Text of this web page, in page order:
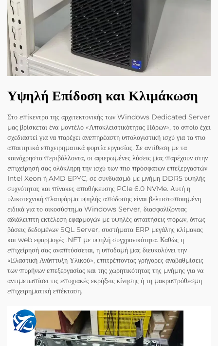
Υψηλή Επίδοση και Κλιμάκωση
Στο επίκεντρο της αρχιτεκτονικής των Windows Dedicated Server
μας βρίσκεται ένα μοντέλο «Αποκλειστικότητας Πόρων», το οποίο έχει
σχεδιαστεί για να παρέχει ανεπηρέαστη υπολογιστική ισχύ για τα πιο
απαιτητικά επιχειρηματικά φορτία εργασίας. Σε αντίθεση με τα
κοινόχρηστα περιβάλλοντα, οι αφιερωμένες λύσεις μας παρέχουν στην
επιχείρησή σας ολόκληρη την ισχύ των πιο πρόσφατων επεξεργαστών
Intel Xeon ή AMD EPYC, σε συνδυασμό με μνήμη DDR5 υψηλής
συχνότητας και πίνακες αποθήκευσης PCIe 6.0 NVMe. Αυτή η
υλικοτεχνική πλατφόρμα υψηλής απόδοσης είναι βελτιστοποιημένη
ειδικά για το οικοσύστημα Windows Server, διασφαλίζοντας
αδιάλειπτη εκτέλεση εφαρμογών με υψηλές απαιτήσεις πόρων, όπως
βάσεις δεδομένων SQL Server, συστήματα ERP μεγάλης κλίμακας
και web εφαρμογές .NET με υψηλή συγχρονικότητα. Καθώς η
επιχείρησή σας αναπτύσσεται, η υποδομή μας διευκολύνει την
«Ελαστική Ανάπτυξη Υλικού», επιτρέποντας γρήγορες αναβαθμίσεις
των πυρήνων επεξεργασίας και της χωρητικότητας της μνήμης για να
αντιμετωπίσει τις εποχιακές εκρήξεις κίνησης ή τη μακροπρόθεσμη
επιχειρηματική επέκταση.